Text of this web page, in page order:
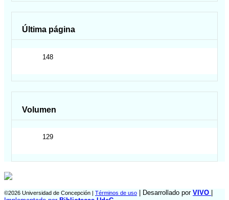
Última página
148
Volumen
129
©2026 Universidad de Concepción | Términos de uso | Desarrollado por VIVO